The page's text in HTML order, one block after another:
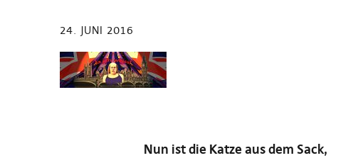
24. JUNI 2016
Nun ist die Katze aus dem Sack,